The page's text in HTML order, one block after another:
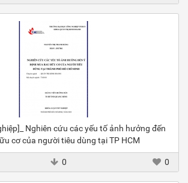
Nghiên cứu các yếu tố ảnh hưởng đến
cơ của người tiêu dùng tại TP HCM
0 0